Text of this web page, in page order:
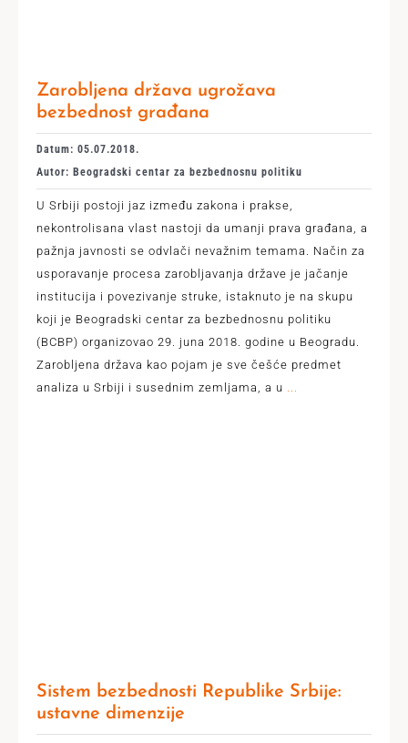
Zarobljena država ugrožava
bezbednost građana
Datum: 05.07.2018.
Autor: Beogradski centar za bezbednosnu politiku
U Srbiji postoji jaz između zakona i prakse,
nekontrolisana vlast nastoji da umanji prava građana, a
pažnja javnosti se odvlači nevažnim temama. Način za
usporavanje procesa zarobljavanja države je jačanje
institucija i povezivanje struke, istaknuto je na skupu
koji je Beogradski centar za bezbednosnu politiku
(BCBP) organizovao 29. juna 2018. godine u Beogradu.
Zarobljena država kao pojam je sve češće predmet
analiza u Srbiji i susednim zemljama, a u ...
Sistem bezbednosti Republike Srbije:
ustavne dimenzije